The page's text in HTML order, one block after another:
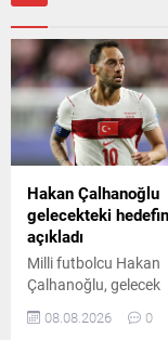
Hakan Çalhanoğlu
gelecekteki
açıkladı
Milli futbolcu Hakan
Çalhanoğlu, gelecek
planlarına ilişkin
açıklamada teknik
08.08.2026 0